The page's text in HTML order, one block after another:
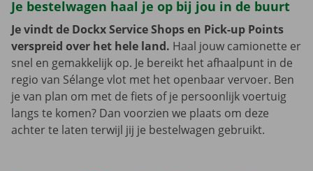
Je bestelwagen haal je op bij jou in de buurt
Je vindt de Dockx Service Shops en Pick-up Points
verspreid over het hele land. Haal jouw camionette er
snel en gemakkelijk op. Je bereikt het afhaalpunt in de
regio van Sélange vlot met het openbaar vervoer. Ben
je van plan om met de fiets of je persoonlijk voertuig
langs te komen? Dan voorzien we plaats om deze
achter te laten terwijl jij je bestelwagen gebruikt.